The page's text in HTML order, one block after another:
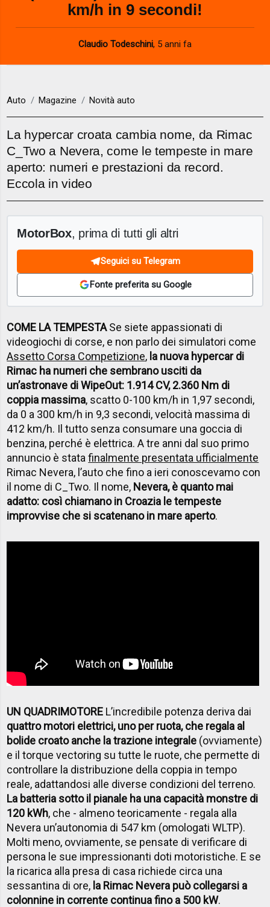
km/h in 9 secondi!
Claudio Todeschini, 5 anni fa
Auto Magazine Novità auto
La hypercar croata cambia nome, da Rimac
C_Two a Nevera, come le tempeste in mare
aperto: numeri e prestazioni da record.
Eccola in video
MotorBox, prima di tutti gli altri
Seguici su Telegram
Fonte preferita su Google
COME LA TEMPESTASe siete appassionati di
videogiochi di corse, e non parlo dei simulatori come
Assetto Corsa Competizione, la nuova hypercar di
Rimac ha numeri che sembrano usciti da
un’astronave di WipeOut: 1.914 CV, 2.360 Nm di
coppia massima, scatto 0-100 km/h in 1,97 secondi,
da 0 a 300 km/h in 9,3 secondi, velocità massima di
412 km/h. Il tutto senza consumare una goccia di
benzina, perché è elettrica. A tre anni dal suo primo
annuncio è statafinalmente presentata ufficialmente
Rimac Nevera, l’auto che fino a ieri conoscevamo con
il nome di C_Two. Il nome, Nevera, è quanto mai
adatto: così chiamano in Croazia le tempeste
improvvise che si scatenano in mare aperto.
UN QUADRIMOTORE L’incredibile potenza deriva dai
quattro motori elettrici, uno per ruota, che regala al
bolide croato anche la trazione integrale (ovviamente)
e il torque vectoring su tutte le ruote, che permette di
controllare la distribuzione della coppia in tempo
reale, adattandosi alle diverse condizioni del terreno.
La batteria sotto il pianale ha una capacità monstre di
120 kWh, che - almeno teoricamente - regala alla
Nevera un’autonomia di 547 km (omologati WLTP).
Molti meno, ovviamente, se pensate di verificare di
persona le sue impressionanti doti motoristiche. E se
la ricarica alla presa di casa richiede circa una
sessantina di ore, la Rimac Nevera può collegarsi a
colonnine in corrente continua fino a 500 kW.